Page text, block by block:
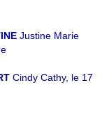
Justine Marie
Cindy Cathy, le 17